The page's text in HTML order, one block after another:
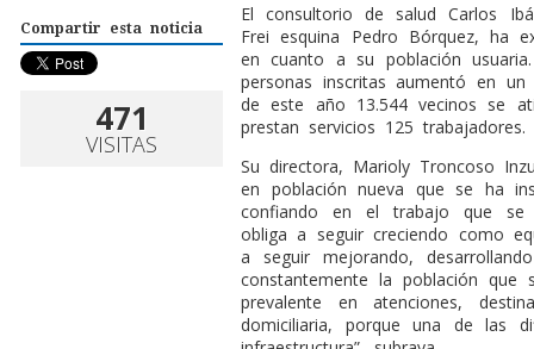
Compartir esta noticia
471
VISITAS
El consultorio de salud Carlos
Frei esquina Pedro Bórquez, ha
en cuanto a su población
personas inscritas aumentó en
de este año 13.544 vecinos se
prestan servicios 125 trabajadores.
Su directora, Marioly Troncoso
en población nueva que se ha
confiando en el trabajo que se
obliga a seguir creciendo como
a seguir mejorando,
constantemente la población
prevalente en atenciones,
domiciliaria, porque una de las